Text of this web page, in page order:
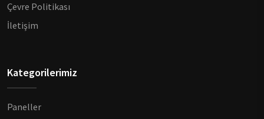
Çevre Politikası
İletişim
Kategorilerimiz
Paneller